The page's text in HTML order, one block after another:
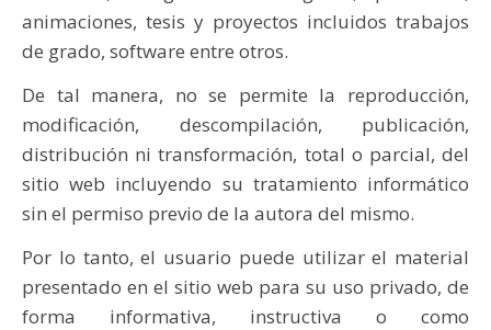
animaciones, tesis y proyectos incluidos trabajos
de grado, software entre otros.
De tal manera, no se permite la reproducción,
modificación, descompilación, publicación,
distribución ni transformación, total o parcial, del
sitio web incluyendo su tratamiento informático
sin el permiso previo de la autora del mismo.
Por lo tanto, el usuario puede utilizar el material
presentado en el sitio web para su uso privado, de
forma informativa, instructiva o como